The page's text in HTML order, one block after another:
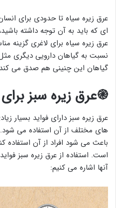
عرق زیره سیاه تا حدودی برای
ای که باید به آن توجه داشته
عرق زیره سیاه برای لاغری گزینه
نسبت به گیاهان دارویی دیگری مثل
گیاهان این چنینی هم صدق می
֎عرق زیره سبز
عرق زیره سبز دارای فواید بسیار
های مختلف از آن استفاده می
باعث می شود افراد از آن استفاده
است. استفاده از عرق زیره سبز
آنها اشاره می کنیم: